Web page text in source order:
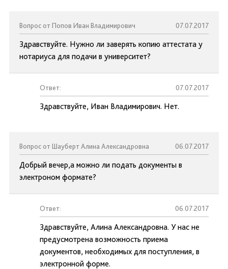
Вопрос от Попов Иван Владимирович 07.07.2017
Здравствуйте. Нужно ли заверять копию аттестата у
нотариуса для подачи в университет?
Ответ: 07.07.2017
Здравствуйте, Иван Владимирович. Нет.
Вопрос от Шауберт Алина Александровна 06.07.2017
Добрый вечер,а можно ли подать документы в
электроном формате?
Ответ: 06.07.2017
Здравствуйте, Алина Александровна. У нас не
предусмотрена возможность приема
документов, необходимых для поступления, в
электронной форме.